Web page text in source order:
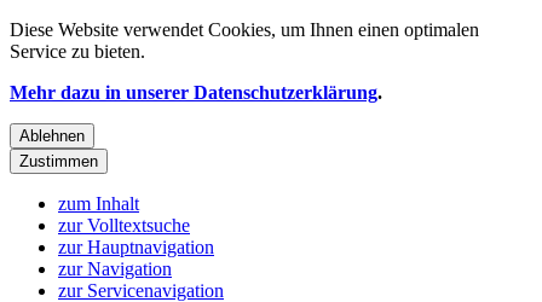
Diese Website verwendet Cookies, um Ihnen einen optimalen
Service zu bieten.
Mehr dazu in unserer Datenschutzerklärung.
Ablehnen
Zustimmen
zum Inhalt
zur Volltextsuche
zur Hauptnavigation
zur Navigation
zur Servicenavigation